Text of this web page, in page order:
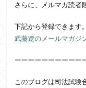
さらに、メルマガ読者
下記から登録できます。
武藤遼のメールマガジ
ーーーーーーーーーー
このブログは司法試験